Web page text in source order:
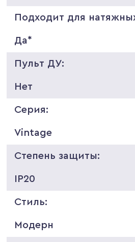
Подходит для
Да*
Пульт ДУ:
Нет
Серия:
Vintage
Степень защиты:
IP20
Стиль:
Модерн